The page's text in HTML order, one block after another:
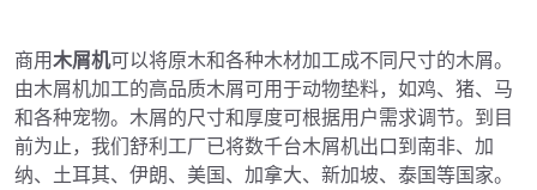
商用木屑机可以将原木和各种木材加工成不同尺寸的木屑。
由木屑机加工的高品质木屑可用于动物垫料，如鸡、猪、马
和各种宠物。木屑的尺寸和厚度可根据用户需求调节。到目
前为止，我们舒利工厂已将数千台木屑机出口到南非、加
纳、土耳其、伊朗、美国、加拿大、新加坡、泰国等国家。